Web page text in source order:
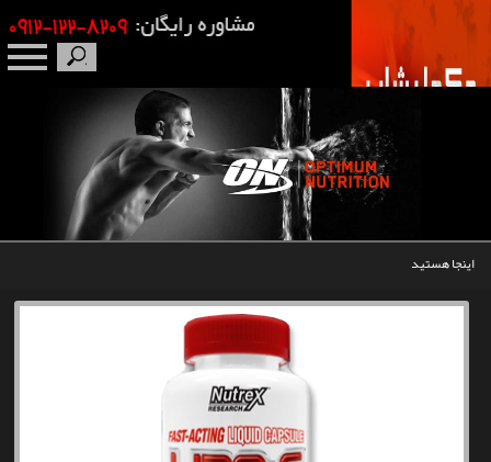
اینجا هستید